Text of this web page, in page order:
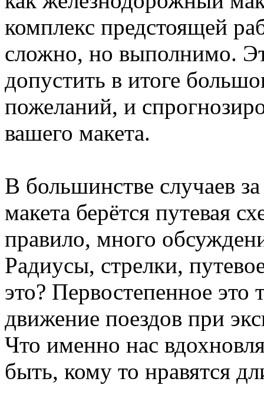
комплекс предстоящей
сложно, но выполнимо.
допустить в итоге
пожеланий, и
вашего макета.
В большинстве случаев
макета берётся путевая
правило, много
Радиусы, стрелки,
это? Первостепенное
движение поездов при
Что именно нас
быть, кому то нравятся